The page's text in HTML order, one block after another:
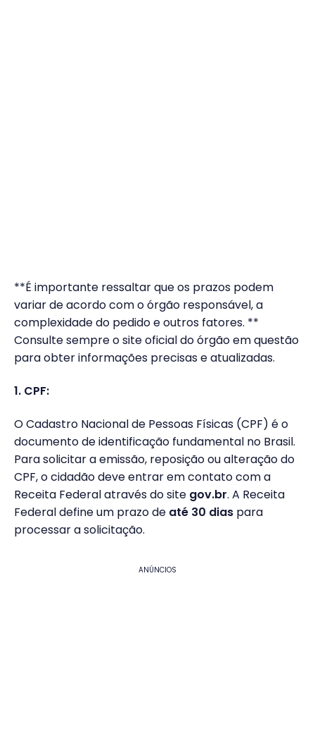
**É importante ressaltar que os prazos podem
variar de acordo com o órgão responsável, a
complexidade do pedido e outros fatores. **
Consulte sempre o site oficial do órgão em questão
para obter informações precisas e atualizadas.
1. CPF:
O Cadastro Nacional de Pessoas Físicas (CPF) é o
documento de identificação fundamental no Brasil.
Para solicitar a emissão, reposição ou alteração do
CPF, o cidadão deve entrar em contato com a
Receita Federal através do site gov.br. A Receita
Federal define um prazo de até 30 dias para
processar a solicitação.
ANÚNCIOS